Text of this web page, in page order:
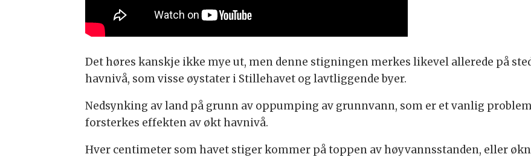
Det høres kanskje ikke mye ut, men denne stigningen merkes likevel allerede på
havnivå, som visse øystater i Stillehavet og lavtliggende byer.
Nedsynking av land på grunn av oppumping av grunnvann, som er et vanlig
forsterkes effekten av økt havnivå.
Hver centimeter som havet stiger kommer på toppen av høyvannsstanden, eller